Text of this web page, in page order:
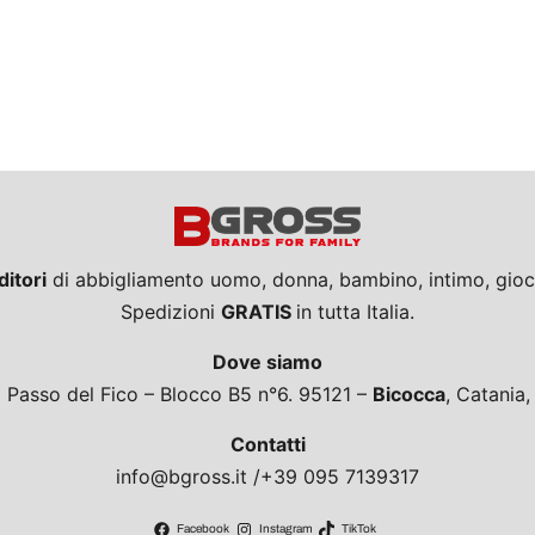
di abbigliamento uomo, donna, bambino, intimo,
Spedizioni GRATIS in tutta Italia.
Dove siamo
Passo del Fico – Blocco B5 n°6. 95121 – Bicocca,
Contatti
info@bgross.it /+39 095 7139317
Facebook Instagram TikTok